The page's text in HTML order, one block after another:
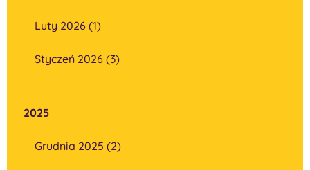
Luty 2026 (1)
Styczeń 2026 (3)
2025
Grudnia 2025 (2)